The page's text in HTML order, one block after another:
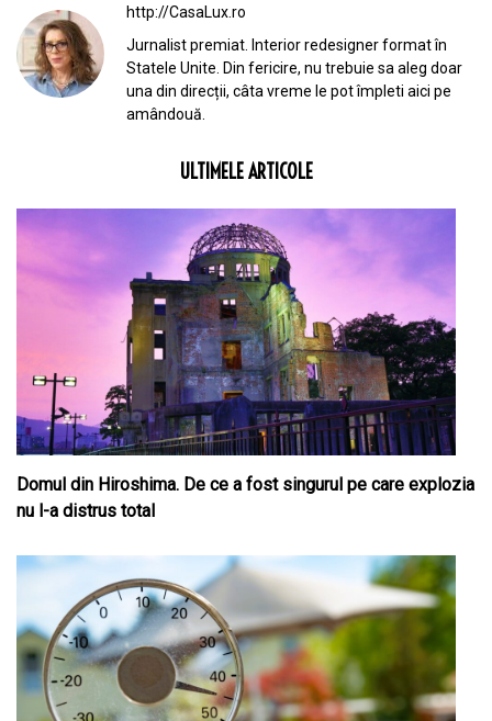
http://CasaLux.ro
Jurnalist premiat. Interior redesigner format în
Statele Unite. Din fericire, nu trebuie sa aleg doar
una din direcții, câta vreme le pot împleti aici pe
amândouă.
ULTIMELE ARTICOLE
Domul din Hiroshima. De ce a fost singurul pe care explozia
nu l-a distrus total